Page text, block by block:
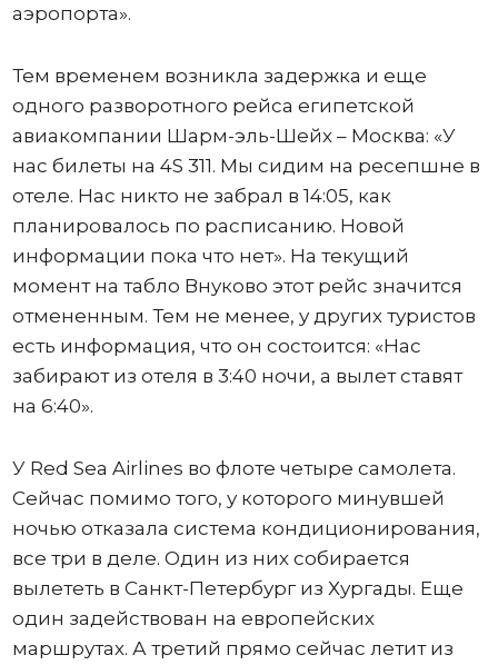
аэропорта».
Тем временем возникла задержка и еще
одного разворотного рейса египетской
авиакомпании Шарм-эль-Шейх – Москва: «У
нас билеты на 4S 311. Мы сидим на ресепшне в
отеле. Нас никто не забрал в 14:05, как
планировалось по расписанию. Новой
информации пока что нет». На текущий
момент на табло Внуково этот рейс значится
отмененным. Тем не менее, у других туристов
есть информация, что он состоится: «Нас
забирают из отеля в 3:40 ночи, а вылет ставят
на 6:40».
У Red Sea Airlines во флоте четыре самолета.
Сейчас помимо того, у которого минувшей
ночью отказала система кондиционирования,
все три в деле. Один из них собирается
вылететь в Санкт-Петербург из Хургады. Еще
один задействован на европейских
маршрутах. А третий прямо сейчас летит из